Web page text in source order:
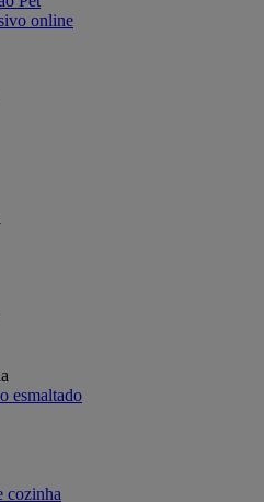
online
esmaltado
cozinha